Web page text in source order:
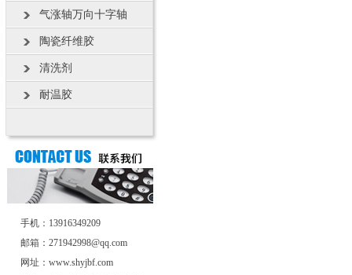
气涨轴万向十字轴
陶瓷纤维胶
清洗剂
耐温胶
手机：13916349209
邮箱：271942998@qq.com
网址：www.shyjbf.com